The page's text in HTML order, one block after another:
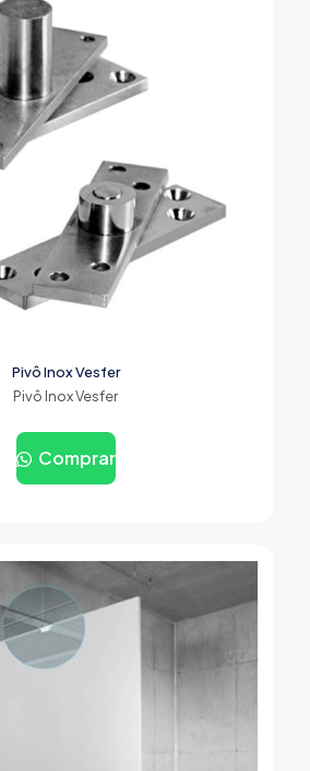
Pivô Inox Vesfer
Pivô Inox Vesfer
Comprar